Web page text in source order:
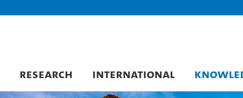
RESEARCH INTERNATIONAL